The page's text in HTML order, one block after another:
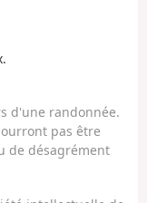
d'une randonnée.
pas être
de désagrément